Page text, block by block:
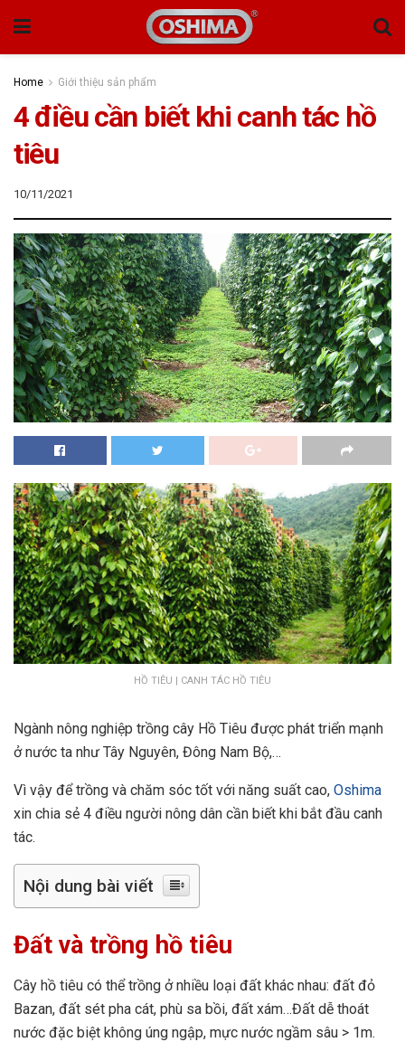
Home Giới thiệu sản phẩm
4 điều cần biết khi canh tác hồ
tiêu
10/11/2021
HỒ TIÊU | CANH TÁC HỒ TIÊU
Ngành nông nghiệp trồng cây Hồ Tiêu được phát triển mạnh
ở nước ta như Tây Nguyên, Đông Nam Bộ,…
Vì vậy để trồng và chăm sóc tốt với năng suất cao, Oshima
xin chia sẻ 4 điều người nông dân cần biết khi bắt đầu canh
tác.
Nội dung bài viết
Đất và trồng hồ tiêu
Cây hồ tiêu có thể trồng ở nhiều loại đất khác nhau: đất đỏ
Bazan, đất sét pha cát, phù sa bồi, đất xám…Đất dễ thoát
nước đặc biệt không úng ngập, mực nước ngầm sâu > 1m.